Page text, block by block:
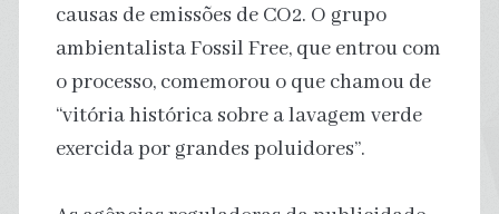
causas de emissões de CO2. O grupo
ambientalista Fossil Free, que entrou com
o processo, comemorou o que chamou de
“vitória histórica sobre a lavagem verde
exercida por grandes poluidores”.